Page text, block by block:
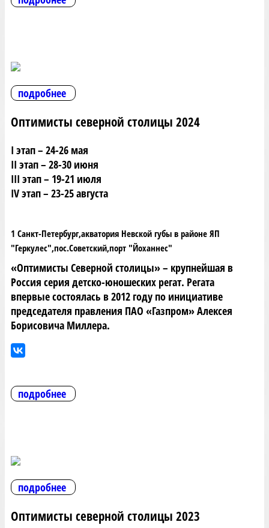
подробнее
Оптимисты северной столицы 2024
I этап – 24-26 мая
II этап – 28-30 июня
III этап – 19-21 июля
IV этап – 23-25 августа
1 Санкт-Петербург,акватория Невской губы в районе ЯП
"Геркулес",пос.Советский,порт "Йоханнес"
«Оптимисты Северной столицы» – крупнейшая в
Россия серия детско-юношеских регат. Регата
впервые состоялась в 2012 году по инициативе
председателя правления ПАО «Газпром» Алексея
Борисовича Миллера.
подробнее
подробнее
Оптимисты северной столицы 2023